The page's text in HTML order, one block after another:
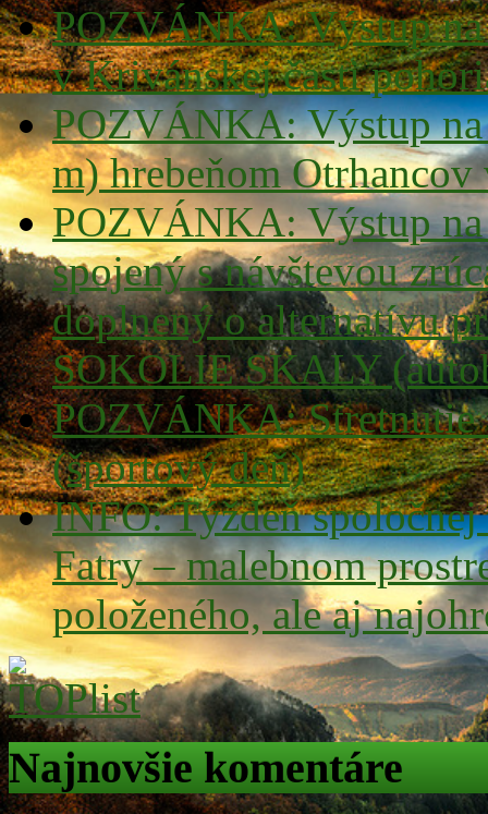
POZVÁNKA: Výstup
v Krivánskej časti
POZVÁNKA: Výstup
m) hrebeňom Otrhancov
POZVÁNKA: Výstup
spojený s návštevou
doplnený o alternatívu
SOKOLIE SKALY
POZVÁNKA: Stretnutie
(športový deň)
INFO: Týždeň
Fatry – malebnom
položeného, ale aj
Najnovšie komentáre